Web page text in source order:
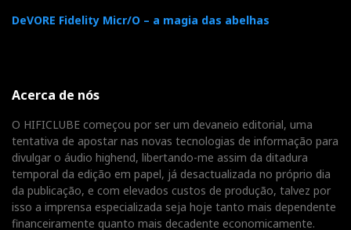
As R8 estavam a ser amplificadas por eletrónica
eram diferentes, com exceção do gira-discos:
DeVORE Fidelity Micr/O – a magia das abelhas
Acerca de nós
O HIFICLUBE começou por ser um devaneio editorial, uma
tentativa de apostar nas novas tecnologias de informação para
divulgar o áudio highend, libertando-me assim da ditadura
temporal da edição em papel, já desactualizada no próprio dia
da publicação, e com elevados custos de produção, talvez por
isso a imprensa especializada seja hoje tanto mais dependente
financeiramente quanto mais decadente economicamente.